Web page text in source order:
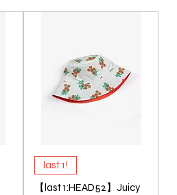
last 1!
【last 1:HEAD52】Juicy